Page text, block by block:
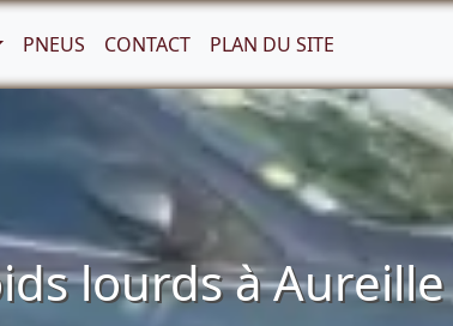
PNEUS CONTACT PLAN DU SITE
lourds à